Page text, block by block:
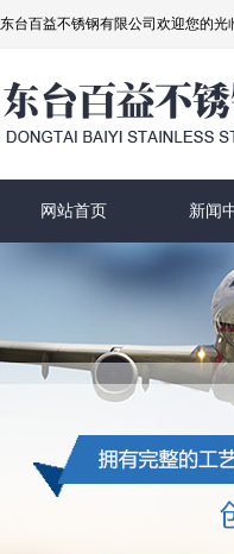
东台百益不锈钢有限公司欢迎您的光
网站首页 新闻